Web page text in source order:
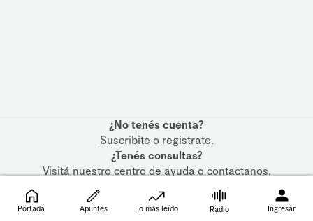
¿No tenés cuenta?
Suscribite o registrate.
¿Tenés consultas?
Visitá nuestrocentro de ayudaocontactanos.
Portada Apuntes Lo más leído Radio Ingresar